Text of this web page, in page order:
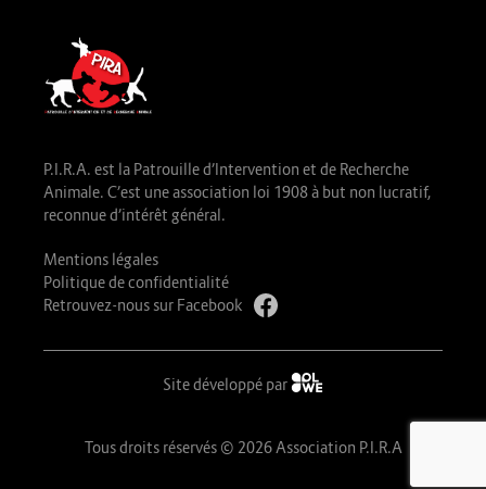
P.I.R.A. est la Patrouille d’Intervention et de Recherche
Animale. C’est une association loi 1908 à but non lucratif,
reconnue d’intérêt général.
Mentions légales
Politique de confidentialité
Retrouvez-nous sur Facebook
Site développé par
Tous droits réservés © 2026 Association P.I.R.A